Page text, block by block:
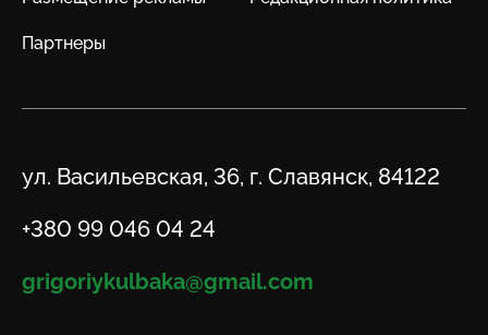
Партнеры
Адрес
ул. Васильевская, 36, г. Славянск, 84122
Телефон
+380 99 046 04 24
Email
grigoriykulbaka@gmail.com